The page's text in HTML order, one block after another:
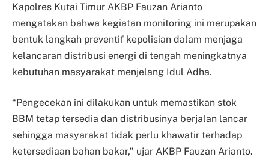
Kapolres Kutai Timur AKBP Fauzan Arianto
mengatakan bahwa kegiatan monitoring ini merupakan
bentuk langkah preventif kepolisian dalam menjaga
kelancaran distribusi energi di tengah meningkatnya
kebutuhan masyarakat menjelang Idul Adha.
“Pengecekan ini dilakukan untuk memastikan stok
BBM tetap tersedia dan distribusinya berjalan lancar
sehingga masyarakat tidak perlu khawatir terhadap
ketersediaan bahan bakar,” ujar AKBP Fauzan Arianto.